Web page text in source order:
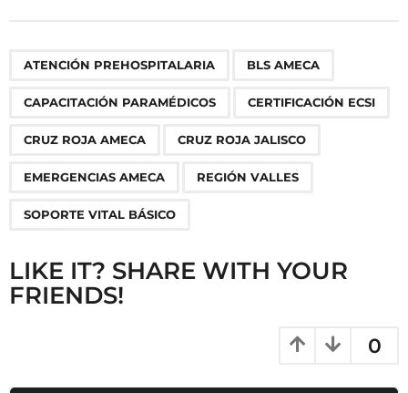
g
n
n
ATENCIÓN PREHOSPITALARIA BLS AMECA
CAPACITACIÓN PARAMÉDICOS CERTIFICACIÓN ECSI
CRUZ ROJA AMECA CRUZ ROJA JALISCO
EMERGENCIAS AMECA REGIÓN VALLES
SOPORTE VITAL BÁSICO
LIKE IT? SHARE WITH YOUR
FRIENDS!
0